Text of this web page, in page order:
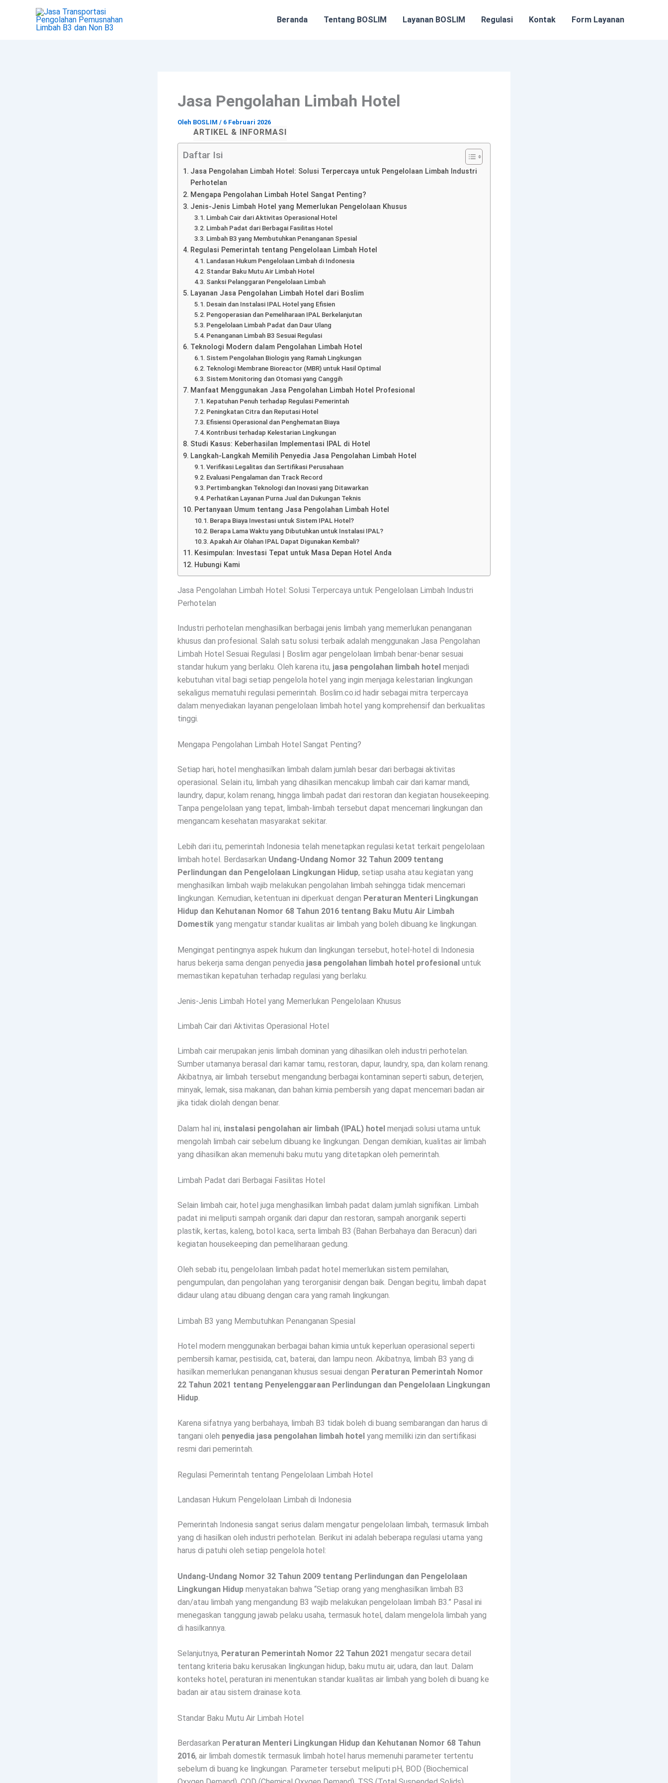
Beranda Tentang BOSLIM Layanan BOSLIM Regulasi Kontak Form Layanan
Jasa Pengolahan Limbah Hotel
Oleh BOSLIM / 6 Februari 2026
ARTIKEL & INFORMASI
Daftar Isi
Jasa Pengolahan Limbah Hotel: Solusi Terpercaya untuk Pengelolaan Limbah Industri
Perhotelan
Mengapa Pengolahan Limbah Hotel Sangat Penting?
Jenis-Jenis Limbah Hotel yang Memerlukan Pengelolaan Khusus
Limbah Cair dari Aktivitas Operasional Hotel
Limbah Padat dari Berbagai Fasilitas Hotel
Limbah B3 yang Membutuhkan Penanganan Spesial
Regulasi Pemerintah tentang Pengelolaan Limbah Hotel
Landasan Hukum Pengelolaan Limbah di Indonesia
Standar Baku Mutu Air Limbah Hotel
Sanksi Pelanggaran Pengelolaan Limbah
Layanan Jasa Pengolahan Limbah Hotel dari Boslim
Desain dan Instalasi IPAL Hotel yang Efisien
Pengoperasian dan Pemeliharaan IPAL Berkelanjutan
Pengelolaan Limbah Padat dan Daur Ulang
Penanganan Limbah B3 Sesuai Regulasi
Teknologi Modern dalam Pengolahan Limbah Hotel
Sistem Pengolahan Biologis yang Ramah Lingkungan
Teknologi Membrane Bioreactor (MBR) untuk Hasil Optimal
Sistem Monitoring dan Otomasi yang Canggih
Manfaat Menggunakan Jasa Pengolahan Limbah Hotel Profesional
Kepatuhan Penuh terhadap Regulasi Pemerintah
Peningkatan Citra dan Reputasi Hotel
Efisiensi Operasional dan Penghematan Biaya
Kontribusi terhadap Kelestarian Lingkungan
Studi Kasus: Keberhasilan Implementasi IPAL di Hotel
Langkah-Langkah Memilih Penyedia Jasa Pengolahan Limbah Hotel
Verifikasi Legalitas dan Sertifikasi Perusahaan
Evaluasi Pengalaman dan Track Record
Pertimbangkan Teknologi dan Inovasi yang Ditawarkan
Perhatikan Layanan Purna Jual dan Dukungan Teknis
Pertanyaan Umum tentang Jasa Pengolahan Limbah Hotel
Berapa Biaya Investasi untuk Sistem IPAL Hotel?
Berapa Lama Waktu yang Dibutuhkan untuk Instalasi IPAL?
Apakah Air Olahan IPAL Dapat Digunakan Kembali?
Kesimpulan: Investasi Tepat untuk Masa Depan Hotel Anda
Hubungi Kami
Jasa Pengolahan Limbah Hotel: Solusi Terpercaya untuk Pengelolaan Limbah Industri
Perhotelan
Industri perhotelan menghasilkan berbagai jenis limbah yang memerlukan penanganan
khusus dan profesional. Salah satu solusi terbaik adalah menggunakan Jasa Pengolahan
Limbah Hotel Sesuai Regulasi | Boslim agar pengelolaan limbah benar-benar sesuai
standar hukum yang berlaku. Oleh karena itu, jasa pengolahan limbah hotel menjadi
kebutuhan vital bagi setiap pengelola hotel yang ingin menjaga kelestarian lingkungan
sekaligus mematuhi regulasi pemerintah. Boslim.co.id hadir sebagai mitra terpercaya
dalam menyediakan layanan pengelolaan limbah hotel yang komprehensif dan berkualitas
tinggi.
Mengapa Pengolahan Limbah Hotel Sangat Penting?
Setiap hari, hotel menghasilkan limbah dalam jumlah besar dari berbagai aktivitas
operasional. Selain itu, limbah yang dihasilkan mencakup limbah cair dari kamar mandi,
laundry, dapur, kolam renang, hingga limbah padat dari restoran dan kegiatan housekeeping.
Tanpa pengelolaan yang tepat, limbah-limbah tersebut dapat mencemari lingkungan dan
mengancam kesehatan masyarakat sekitar.
Lebih dari itu, pemerintah Indonesia telah menetapkan regulasi ketat terkait pengelolaan
limbah hotel. Berdasarkan Undang-Undang Nomor 32 Tahun 2009 tentang
Perlindungan dan Pengelolaan Lingkungan Hidup, setiap usaha atau kegiatan yang
menghasilkan limbah wajib melakukan pengolahan limbah sehingga tidak mencemari
lingkungan. Kemudian, ketentuan ini diperkuat dengan Peraturan Menteri Lingkungan
Hidup dan Kehutanan Nomor 68 Tahun 2016 tentang Baku Mutu Air Limbah
Domestik yang mengatur standar kualitas air limbah yang boleh dibuang ke lingkungan.
Mengingat pentingnya aspek hukum dan lingkungan tersebut, hotel-hotel di Indonesia
harus bekerja sama dengan penyedia jasa pengolahan limbah hotel profesional untuk
memastikan kepatuhan terhadap regulasi yang berlaku.
Jenis-Jenis Limbah Hotel yang Memerlukan Pengelolaan Khusus
Limbah Cair dari Aktivitas Operasional Hotel
Limbah cair merupakan jenis limbah dominan yang dihasilkan oleh industri perhotelan.
Sumber utamanya berasal dari kamar tamu, restoran, dapur, laundry, spa, dan kolam renang.
Akibatnya, air limbah tersebut mengandung berbagai kontaminan seperti sabun, deterjen,
minyak, lemak, sisa makanan, dan bahan kimia pembersih yang dapat mencemari badan air
jika tidak diolah dengan benar.
Dalam hal ini, instalasi pengolahan air limbah (IPAL) hotel menjadi solusi utama untuk
mengolah limbah cair sebelum dibuang ke lingkungan. Dengan demikian, kualitas air limbah
yang dihasilkan akan memenuhi baku mutu yang ditetapkan oleh pemerintah.
Limbah Padat dari Berbagai Fasilitas Hotel
Selain limbah cair, hotel juga menghasilkan limbah padat dalam jumlah signifikan. Limbah
padat ini meliputi sampah organik dari dapur dan restoran, sampah anorganik seperti
plastik, kertas, kaleng, botol kaca, serta limbah B3 (Bahan Berbahaya dan Beracun) dari
kegiatan housekeeping dan pemeliharaan gedung.
Oleh sebab itu, pengelolaan limbah padat hotel memerlukan sistem pemilahan,
pengumpulan, dan pengolahan yang terorganisir dengan baik. Dengan begitu, limbah dapat
didaur ulang atau dibuang dengan cara yang ramah lingkungan.
Limbah B3 yang Membutuhkan Penanganan Spesial
Hotel modern menggunakan berbagai bahan kimia untuk keperluan operasional seperti
pembersih kamar, pestisida, cat, baterai, dan lampu neon. Akibatnya, limbah B3 yang di
hasilkan memerlukan penanganan khusus sesuai dengan Peraturan Pemerintah Nomor
22 Tahun 2021 tentang Penyelenggaraan Perlindungan dan Pengelolaan Lingkungan
Hidup
Karena sifatnya yang berbahaya, limbah B3 tidak boleh di buang sembarangan dan harus di
tangani oleh penyedia jasa pengolahan limbah hotel yang memiliki izin dan sertifikasi
resmi dari pemerintah.
Regulasi Pemerintah tentang Pengelolaan Limbah Hotel
Landasan Hukum Pengelolaan Limbah di Indonesia
Pemerintah Indonesia sangat serius dalam mengatur pengelolaan limbah, termasuk limbah
yang di hasilkan oleh industri perhotelan. Berikut ini adalah beberapa regulasi utama yang
harus di patuhi oleh setiap pengelola hotel:
Undang-Undang Nomor 32 Tahun 2009 tentang Perlindungan dan Pengelolaan
Lingkungan Hidup menyatakan bahwa “Setiap orang yang menghasilkan limbah B3
dan/atau limbah yang mengandung B3 wajib melakukan pengelolaan limbah B3.” Pasal ini
menegaskan tanggung jawab pelaku usaha, termasuk hotel, dalam mengelola limbah yang
di hasilkannya.
Selanjutnya, Peraturan Pemerintah Nomor 22 Tahun 2021 mengatur secara detail
tentang kriteria baku kerusakan lingkungan hidup, baku mutu air, udara, dan laut. Dalam
konteks hotel, peraturan ini menentukan standar kualitas air limbah yang boleh di buang ke
badan air atau sistem drainase kota.
Standar Baku Mutu Air Limbah Hotel
Berdasarkan Peraturan Menteri Lingkungan Hidup dan Kehutanan Nomor 68 Tahun
2016, air limbah domestik termasuk limbah hotel harus memenuhi parameter tertentu
sebelum di buang ke lingkungan. Parameter tersebut meliputi pH, BOD (Biochemical